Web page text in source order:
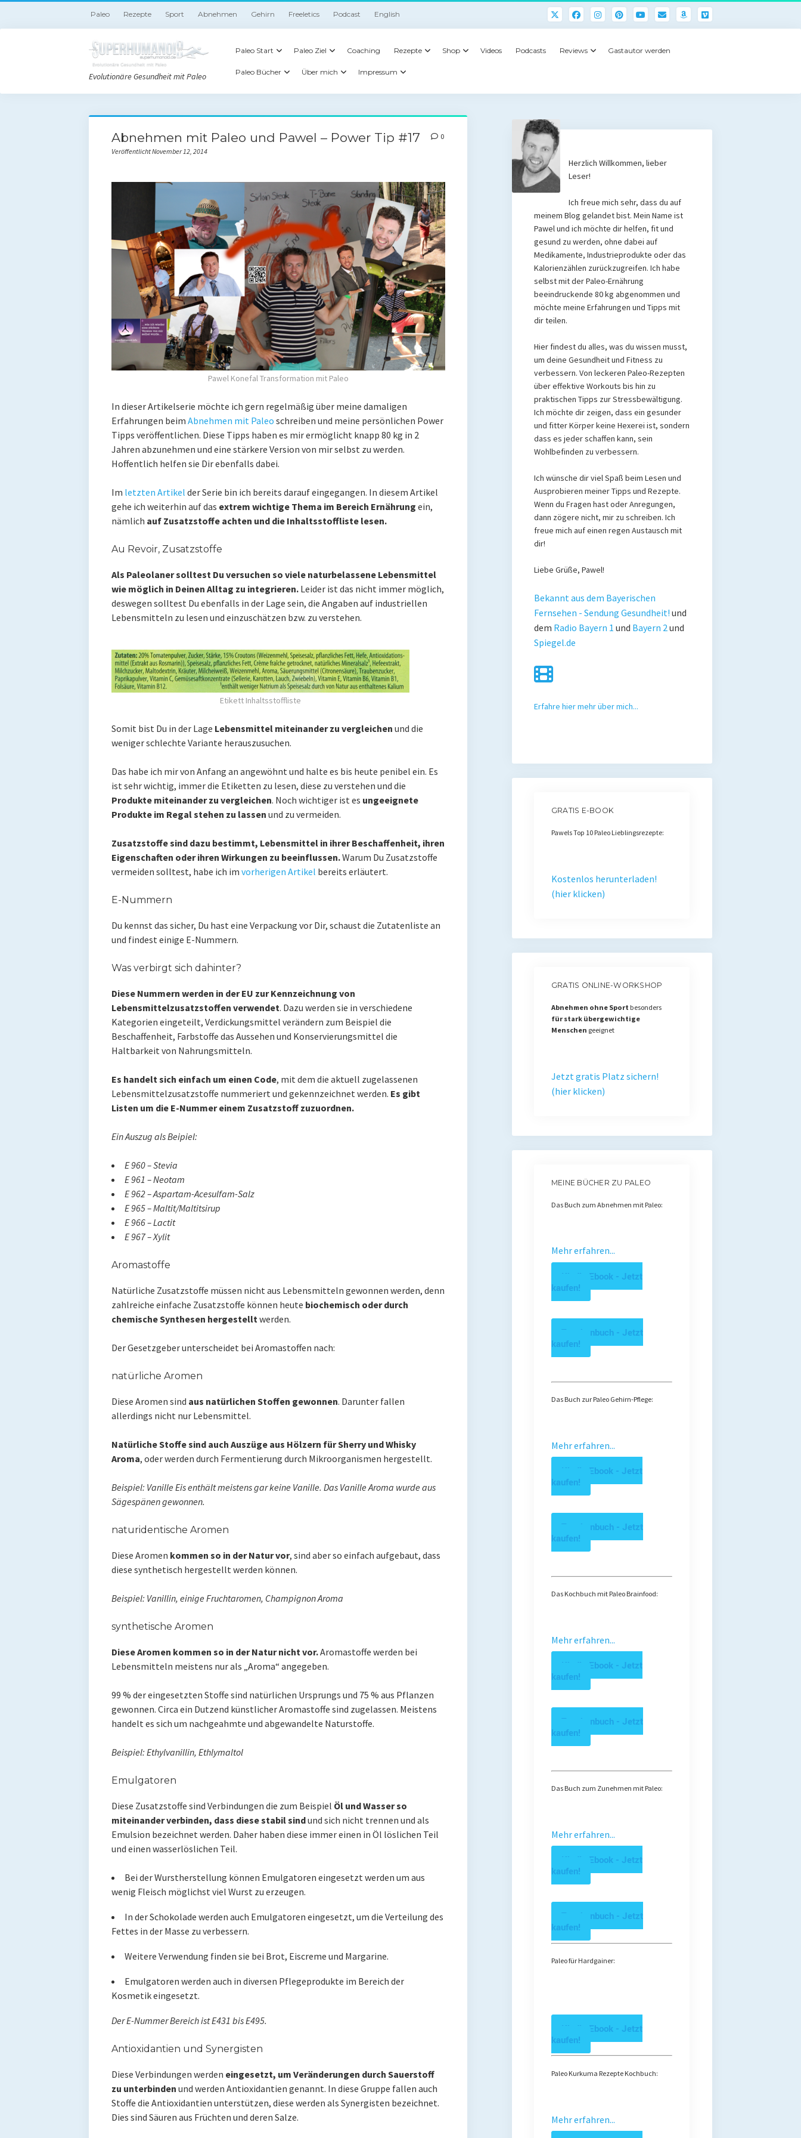
Paleo Rezepte Sport Abnehmen Gehirn Freeletics Podcast English
Evolutionäre Gesundheit mit Paleo
Paleo Start Paleo Ziel Coaching Rezepte Shop Videos Podcasts Reviews Gastautor werden
Paleo Bücher Über mich Impressum
Abnehmen mit Paleo und Pawel – Power Tip #17
Veröffentlicht November 12, 2014
0
Pawel Konefal Transformation mit Paleo
In dieser Artikelserie möchte ich gern regelmäßig über meine damaligen
Erfahrungen beim Abnehmen mit Paleo schreiben und meine persönlichen Power
Tipps veröffentlichen. Diese Tipps haben es mir ermöglicht knapp 80 kg in 2
Jahren abzunehmen und eine stärkere Version von mir selbst zu werden.
Hoffentlich helfen sie Dir ebenfalls dabei.
Im letzten Artikel der Serie bin ich bereits darauf eingegangen. In diesem Artikel
gehe ich weiterhin auf das extrem wichtige Thema im Bereich Ernährung ein,
nämlich auf Zusatzstoffe achten und die Inhaltsstoffliste lesen.
Au Revoir, Zusatzstoffe
Als Paleolaner solltest Du versuchen so viele naturbelassene Lebensmittel
wie möglich in Deinen Alltag zu integrieren.Leider ist das nicht immer möglich,
deswegen solltest Du ebenfalls in der Lage sein, die Angaben auf industriellen
Lebensmitteln zu lesen und einzuschätzen bzw. zu verstehen.
Etikett Inhaltsstoffliste
Somit bist Du in der Lage Lebensmittel miteinander zu vergleichen und die
weniger schlechte Variante herauszusuchen.
Das habe ich mir von Anfang an angewöhnt und halte es bis heute penibel ein. Es
ist sehr wichtig, immer die Etiketten zu lesen, diese zu verstehen und die
Produkte miteinander zu vergleichen. Noch wichtiger ist es ungeeignete
Produkte im Regal stehen zu lassen und zu vermeiden.
Zusatzstoffe sind dazu bestimmt, Lebensmittel in ihrer Beschaffenheit, ihren
Eigenschaften oder ihren Wirkungen zu beeinflussen.Warum Du Zusatzstoffe
vermeiden solltest, habe ich im vorherigen Artikel bereits erläutert.
E-Nummern
Du kennst das sicher, Du hast eine Verpackung vor Dir, schaust die Zutatenliste an
und findest einige E-Nummern.
Was verbirgt sich dahinter?
Diese Nummern werden in der EU zur Kennzeichnung von
Lebensmittelzusatzstoffen verwendet. Dazu werden sie in verschiedene
Kategorien eingeteilt, Verdickungsmittel verändern zum Beispiel die
Beschaffenheit, Farbstoffe das Aussehen und Konservierungsmittel die
Haltbarkeit von Nahrungsmitteln.
Es handelt sich einfach um einen Code, mit dem die aktuell zugelassenen
Lebensmittelzusatzstoffe nummeriert und gekennzeichnet werden. Es gibt
Listen um die E-Nummer einem Zusatzstoff zuzuordnen.
Ein Auszug als Beipiel:
E 960 – Stevia
E 961 – Neotam
E 962 – Aspartam-Acesulfam-Salz
E 965 – Maltit/Maltitsirup
E 966 – Lactit
E 967 – Xylit
Aromastoffe
Natürliche Zusatzstoffe müssen nicht aus Lebensmitteln gewonnen werden, denn
zahlreiche einfache Zusatzstoffe können heute biochemisch oder durch
chemische Synthesen hergestellt werden.
Der Gesetzgeber unterscheidet bei Aromastoffen nach:
natürliche Aromen
Diese Aromen sind aus natürlichen Stoffen gewonnen. Darunter fallen
allerdings nicht nur Lebensmittel.
Natürliche Stoffe sind auch Auszüge aus Hölzern für Sherry und Whisky
Aroma, oder werden durch Fermentierung durch Mikroorganismen hergestellt.
Beispiel: Vanille Eis enthält meistens gar keine Vanille. Das Vanille Aroma wurde aus
Sägespänen gewonnen.
naturidentische Aromen
Diese Aromen kommen so in der Natur vor, sind aber so einfach aufgebaut, dass
diese synthetisch hergestellt werden können.
Beispiel: Vanillin, einige Fruchtaromen, Champignon Aroma
synthetische Aromen
Diese Aromen kommen so in der Natur nicht vor.Aromastoffe werden bei
Lebensmitteln meistens nur als „Aroma“ angegeben.
99 % der eingesetzten Stoffe sind natürlichen Ursprungs und 75 % aus Pflanzen
gewonnen. Circa ein Dutzend künstlicher Aromastoffe sind zugelassen. Meistens
handelt es sich um nachgeahmte und abgewandelte Naturstoffe.
Beispiel: Ethylvanillin, Ethlymaltol
Emulgatoren
Diese Zusatzstoffe sind Verbindungen die zum Beispiel Öl und Wasser so
miteinander verbinden, dass diese stabil sindund sich nicht trennen und als
Emulsion bezeichnet werden. Daher haben diese immer einen in Öl löslichen Teil
und einen wasserlöslichen Teil.
Bei der Wurstherstellung können Emulgatoren eingesetzt werden um aus
wenig Fleisch möglichst viel Wurst zu erzeugen.
In der Schokolade werden auch Emulgatoren eingesetzt, um die Verteilung des
Fettes in der Masse zu verbessern.
Weitere Verwendung finden sie bei Brot, Eiscreme und Margarine.
Emulgatoren werden auch in diversen Pflegeprodukte im Bereich der
Kosmetik eingesetzt.
Der E-Nummer Bereich ist E431 bis E495.
Antioxidantien und Synergisten
Diese Verbindungen werden eingesetzt, um Veränderungen durch Sauerstoff
zu unterbinden und werden Antioxidantien genannt. In diese Gruppe fallen auch
Stoffe die Antioxidantien unterstützen, diese werden als Synergisten bezeichnet.
Dies sind Säuren aus Früchten und deren Salze.
Herzlich Willkommen, lieber
Leser!
Ich freue mich sehr, dass du auf
meinem Blog gelandet bist. Mein Name ist
Pawel und ich möchte dir helfen, fit und
gesund zu werden, ohne dabei auf
Medikamente, Industrieprodukte oder das
Kalorienzählen zurückzugreifen. Ich habe
selbst mit der Paleo-Ernährung
beeindruckende 80 kg abgenommen und
möchte meine Erfahrungen und Tipps mit
dir teilen.
Hier findest du alles, was du wissen musst,
um deine Gesundheit und Fitness zu
verbessern. Von leckeren Paleo-Rezepten
über effektive Workouts bis hin zu
praktischen Tipps zur Stressbewältigung.
Ich möchte dir zeigen, dass ein gesunder
und fitter Körper keine Hexerei ist, sondern
dass es jeder schaffen kann, sein
Wohlbefinden zu verbessern.
Ich wünsche dir viel Spaß beim Lesen und
Ausprobieren meiner Tipps und Rezepte.
Wenn du Fragen hast oder Anregungen,
dann zögere nicht, mir zu schreiben. Ich
freue mich auf einen regen Austausch mit
dir!
Liebe Grüße, Pawel!
Bekannt aus dem Bayerischen
Fernsehen - Sendung Gesundheit! und
dem Radio Bayern 1 und Bayern 2und
Spiegel.de
Erfahre hier mehr über mich...
GRATIS E-BOOK
Pawels Top 10 Paleo Lieblingsrezepte:
Kostenlos herunterladen!
(hier klicken)
GRATIS ONLINE-WORKSHOP
Abnehmen ohne Sport besonders
für stark übergewichtige
Menschen geeignet
Jetzt gratis Platz sichern!
(hier klicken)
MEINE BÜCHER ZU PALEO
Das Buch zum Abnehmen mit Paleo:
Mehr erfahren...
Kindle Ebook - Jetzt
kaufen!
Taschenbuch - Jetzt
kaufen!
Das Buch zur Paleo Gehirn-Pflege:
Mehr erfahren...
Kindle Ebook - Jetzt
kaufen!
Taschenbuch - Jetzt
kaufen!
Das Kochbuch mit Paleo Brainfood:
Mehr erfahren...
Kindle Ebook - Jetzt
kaufen!
Taschenbuch - Jetzt
kaufen!
Das Buch zum Zunehmen mit Paleo:
Mehr erfahren...
Kindle Ebook - Jetzt
kaufen!
Taschenbuch - Jetzt
kaufen!
Paleo für Hardgainer:
Kindle Ebook - Jetzt
kaufen!
Paleo Kurkuma Rezepte Kochbuch:
Mehr erfahren...